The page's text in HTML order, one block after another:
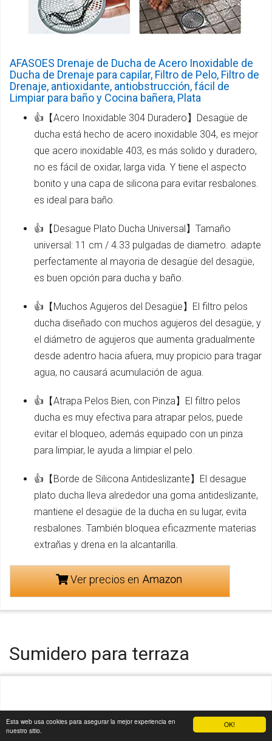
OK!
Esta web usa cookies para asegurar la mejor experiencia en
nuestro sitio.
AFASOES Drenaje de Ducha de Acero Inoxidable de
Ducha de Drenaje para capilar, Filtro de Pelo, Filtro de
Drenaje, antioxidante, antiobstrucción, fácil de
Limpiar para baño y Cocina bañera, Plata
👍【Acero Inoxidable 304 Duradero】Desagüe de
ducha está hecho de acero inoxidable 304, es mejor
que acero inoxidable 403, es más solido y duradero,
no es fácil de oxidar, larga vida. Y tiene el aspecto
bonito y una capa de silicona para evitar resbalones.
es ideal para baño.
👍【Desague Plato Ducha Universal】Tamaño
universal: 11 cm / 4.33 pulgadas de diametro. adapte
perfectamente al mayoria de desagüe del desagüe,
es buen opción para ducha y baño.
👍【Muchos Agujeros del Desagüe】El filtro pelos
ducha diseñado con muchos agujeros del desagüe, y
el diámetro de agujeros que aumenta gradualmente
desde adentro hacia afuera, muy propicio para tragar
agua, no causará acumulación de agua.
👍【Atrapa Pelos Bien, con Pinza】El filtro pelos
ducha es muy efectiva para atrapar pelos, puede
evitar el bloqueo, además equipado con un pinza
para limpiar, le ayuda a limpiar el pelo.
👍【Borde de Silicona Antideslizante】El desague
plato ducha lleva alrededor una goma antideslizante,
mantiene el desagüe de la ducha en su lugar, evita
resbalones. También bloquea eficazmente materias
extrañas y drena en la alcantarilla.
Ver precios en
Sumidero para terraza